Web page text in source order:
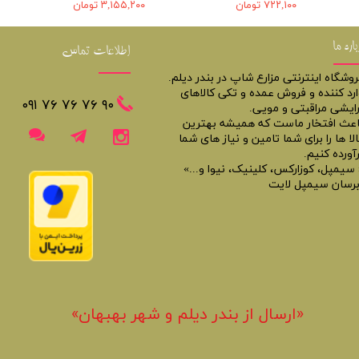
۳,۱۵۵,۲۰۰ تومان ۷۲۲,۱۰۰ تومان
ما
اینترنتی مزارع شاپ در بندر دیلم.
کننده و فروش عمده و تکی کالاهای
مراقبتی و مویی.
افتخار ماست که همیشه بهترین
ها را برای شما تامین و نیاز های شما
کنیم.
سیمپل، کوزارکس، کلینیک، نیوا و...»
سیمپل لایت
اطلاعات تماس
​​٩٠ ٧۶ ٧۶ ٧۶ ٠٩١
«​ارسال از بندر دیلم و شهر بهبهان»